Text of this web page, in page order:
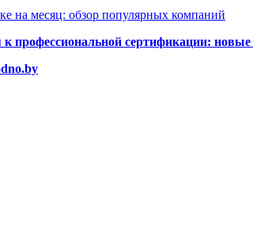
на месяц: обзор популярных компаний
профессиональной сертификации: